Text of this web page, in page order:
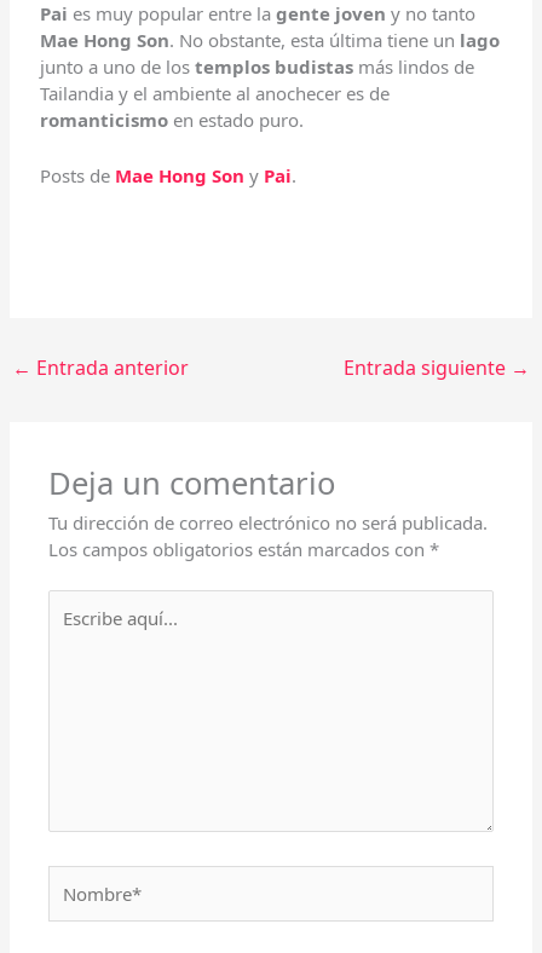
Pai es muy popular entre lagente joven y no tanto
Mae Hong Son. No obstante, esta última tiene un lago
junto a uno de los templos budistas más lindos de
Tailandia y el ambiente al anochecer es de
romanticismo en estado puro.
Posts de Mae Hong Son y Pai.
← Entrada anterior Entrada siguiente →
Deja un comentario
Tu dirección de correo electrónico no será publicada.
Los campos obligatorios están marcados con*
aquí...